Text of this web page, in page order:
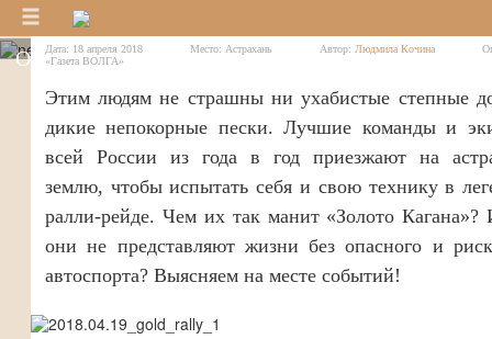
Обогнать стихию: на трассах «Золота Кагана-
Дата: 18 апреля 2018 Место: Астрахань Автор: Людмила Кочина
«Газета ВОЛГА»
Этим людям не страшны ни ухабистые степные
дикие непокорные пески. Лучшие команды и
всей России из года в год приезжают на
землю, чтобы испытать себя и свою технику в
ралли-рейде. Чем их так манит «Золото Кагана»?
они не представляют жизни без опасного и
автоспорта? Выясняем на месте событий!